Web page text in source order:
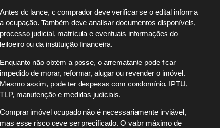
Antes do lance, o comprador deve verificar se o edital informa
a ocupação. Também deve analisar documentos disponíveis,
processo judicial, matrícula e eventuais informações do
leiloeiro ou da instituição financeira.
Enquanto não obtém a posse, o arrematante pode ficar
impedido de morar, reformar, alugar ou revender o imóvel.
Mesmo assim, pode ter despesas com condomínio, IPTU,
TLP, manutenção e medidas judiciais.
Comprar imóvel ocupado não é necessariamente inviável,
mas esse risco deve ser precificado. O valor máximo de